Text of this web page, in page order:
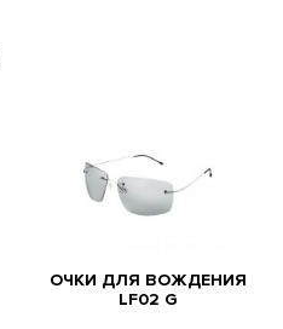
ОЧКИ ДЛЯ ВОЖДЕНИЯ
LF02 G